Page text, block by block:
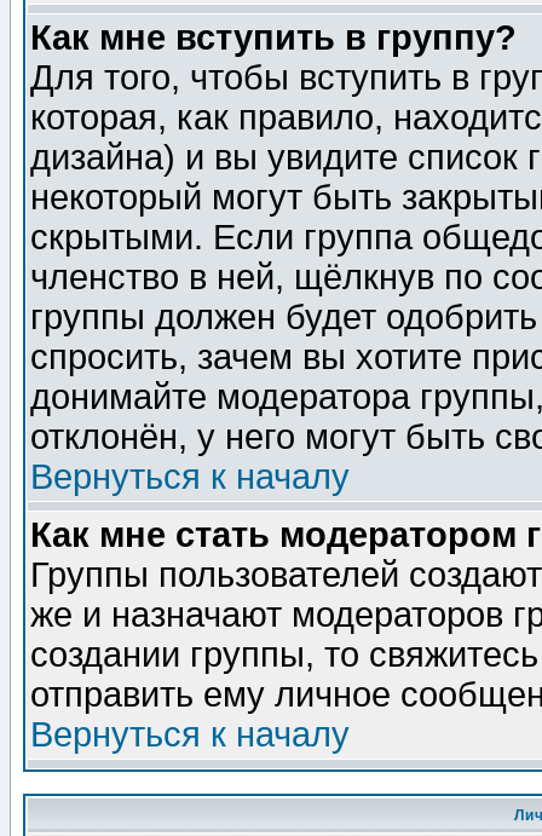
Как мне вступить в группу?
Для того, чтобы вступить в
которая, как правило,
дизайна) и вы увидите список
некоторый могут быть
скрытыми. Если группа
членство в ней, щёлкнув по
группы должен будет
спросить, зачем вы хотите
донимайте модератора
отклонён, у него могут быть
Вернуться к началу
Как мне стать модератором
Группы пользователей
же и назначают модераторов
создании группы, то
отправить ему личное
Вернуться к началу